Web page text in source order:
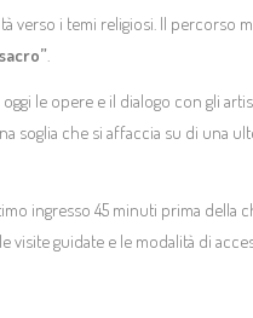
verso i temi religiosi. Il percorso
.
oggi le opere e il dialogo con gli
soglia che si affaccia su di una
ingresso 45 minuti prima della
guidate e le modalità di